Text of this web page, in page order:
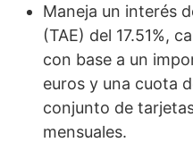
Maneja un interés
(TAE) del 17.51%,
con base a un
euros y una cuota
conjunto de
mensuales.